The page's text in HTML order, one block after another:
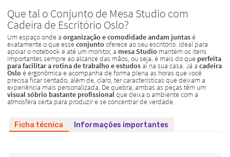
Ficha técnica Informações importantes